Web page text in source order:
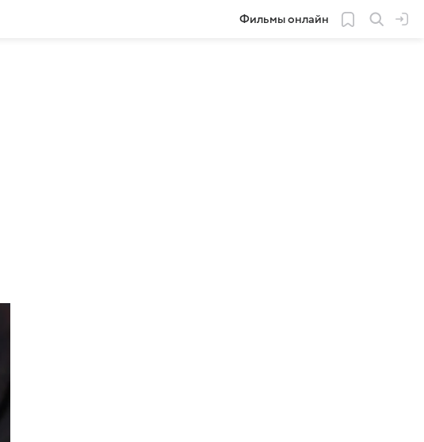
Фильмы онлайн